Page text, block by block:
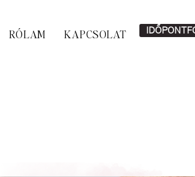
RÓLAM KAPCSOLAT